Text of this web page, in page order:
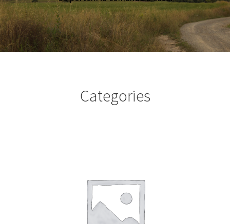
Elaborats
El meu compte
Categories